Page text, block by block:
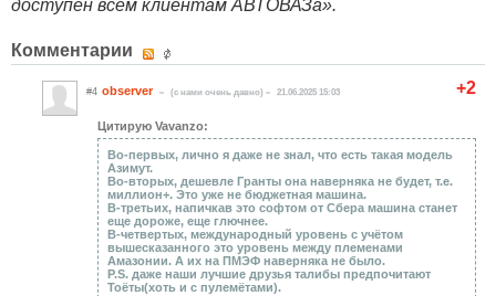
доступен всем клиентам АВТОВАЗа».
Комментарии
+2
#4 observer (c нами очень давно) 21.06.2025 15:03
Цитирую Vavanzo:
Во-первых, лично я даже не знал, что есть такая модель
Азимут.
Во-вторых, дешевле Гранты она наверняка не будет, т.е.
миллион+. Это уже не бюджетная машина.
В-третьих, напичкав это софтом от Сбера машина станет
еще дороже, еще глючнее.
В-четвертых, международный уровень с учётом
вышесказанного это уровень между племенами
Амазонии. А их на ПМЭФ наверняка не было.
P.S. даже наши лучшие друзья талибы предпочитают
Тоёты(хоть и с пулемётами).